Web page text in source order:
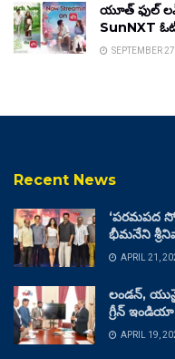
యూత్ ఫుల్
SunNXT
SEPTEMBER
Recent News
‘పరమపద
భీమనేని
APRIL 21,
లండన్,
గ్రీన్
APRIL 19,